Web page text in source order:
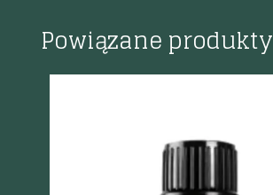
Powiązane produkty